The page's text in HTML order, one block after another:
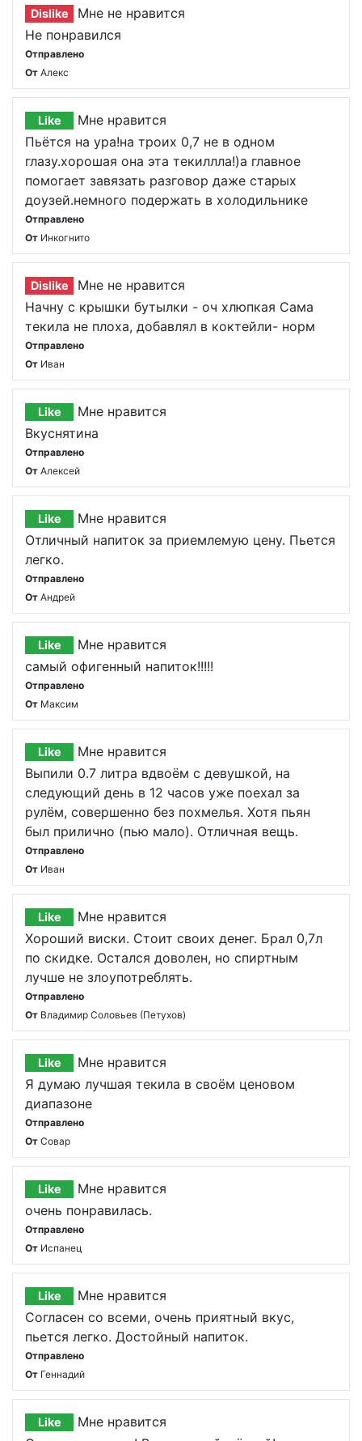
Dislike
Мне не нравится
Не понравился
Отправлено
От Алекс
Like
Мне нравится
Пьётся на ура!на троих 0,7 не в одном
глазу.хорошая она эта текиллла!)а главное
помогает завязать разговор даже старых
доузей.немного подержать в холодильнике
Отправлено
От Инкогнито
Dislike
Мне не нравится
Начну с крышки бутылки - оч хлюпкая Сама
текила не плоха, добавлял в коктейли- норм
Отправлено
От Иван
Like
Мне нравится
Вкуснятина
Отправлено
От Алексей
Like
Мне нравится
Отличный напиток за приемлемую цену. Пьется
легко.
Отправлено
От Андрей
Like
Мне нравится
самый офигенный напиток!!!!!
Отправлено
От Максим
Like
Мне нравится
Выпили 0.7 литра вдвоём с девушкой, на
следующий день в 12 часов уже поехал за
рулём, совершенно без похмелья. Хотя пьян
был прилично (пью мало). Отличная вещь.
Отправлено
От Иван
Like
Мне нравится
Хороший виски. Стоит своих денег. Брал 0,7л
по скидке. Остался доволен, но спиртным
лучше не злоупотреблять.
Отправлено
От Владимир Соловьев (Петухов)
Like
Мне нравится
Я думаю лучшая текила в своём ценовом
диапазоне
Отправлено
От Совар
Like
Мне нравится
очень понравилась.
Отправлено
От Испанец
Like
Мне нравится
Согласен со всеми, очень приятный вкус,
пьется легко. Достойный напиток.
Отправлено
От Геннадий
Like
Мне нравится